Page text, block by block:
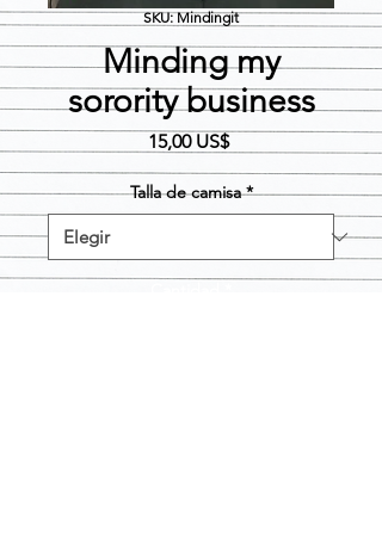
SKU: Mindingit
Minding my
sorority business
15,00 US$Precio
Talla de camisa *